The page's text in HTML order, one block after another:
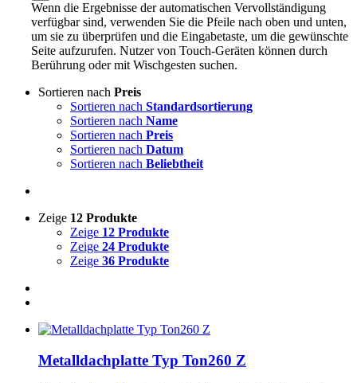
Wenn die Ergebnisse der automatischen Vervollständigung
verfügbar sind, verwenden Sie die Pfeile nach oben und unten,
um sie zu überprüfen und die Eingabetaste, um die gewünschte
Seite aufzurufen. Nutzer von Touch-Geräten können durch
Berührung oder mit Wischgesten suchen.
Sortieren nach Preis
Sortieren nach Standardsortierung
Sortieren nach Name
Sortieren nach Preis
Sortieren nach Datum
Sortieren nach Beliebtheit
Zeige 12 Produkte
Zeige 12 Produkte
Zeige 24 Produkte
Zeige 36 Produkte
Metalldachplatte Typ Ton260 Z